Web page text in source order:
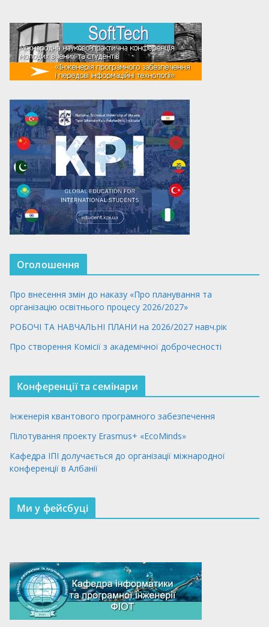
Оголошення
Про внесення змін до наказу «Про планування та
організацію освітнього процесу 2026/2027»
РОБОЧІ ТА НАВЧАЛЬНІ ПЛАНИ на 2026/2027 навч.рік
Про створення Комісії з академічної доброчесності
Конференції та семінари
Інженерія квантового програмного забезпечення
Пілотування проекту Erasmus+ «EcoMinds»
Кафедра ІПІ долучається до організації міжнародної
конференції в Албанії
Ми у фейсбуці